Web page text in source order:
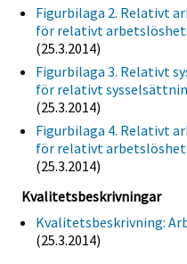
Figurbilaga 2. Relativt
för relativt
(25.3.2014)
Figurbilaga 3. Relativt
för relativt
(25.3.2014)
Figurbilaga 4. Relativt
för relativt
(25.3.2014)
Kvalitetsbeskrivningar
Kvalitetsbeskrivning:
(25.3.2014)